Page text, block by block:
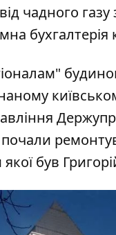
чадного
бухгалтерія
був